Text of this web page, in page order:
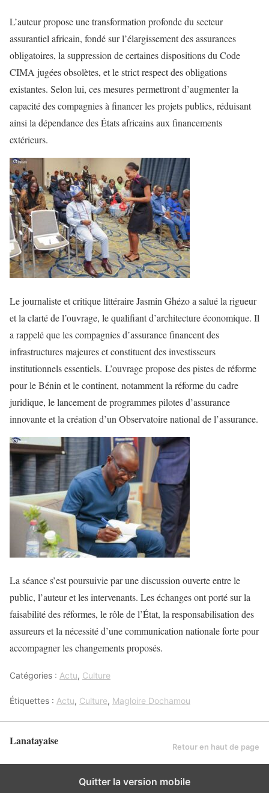
L’auteur propose une transformation profonde du secteur
assurantiel africain, fondé sur l’élargissement des assurances
obligatoires, la suppression de certaines dispositions du Code
CIMA jugées obsolètes, et le strict respect des obligations
existantes. Selon lui, ces mesures permettront d’augmenter la
capacité des compagnies à financer les projets publics, réduisant
ainsi la dépendance des États africains aux financements
extérieurs.
Le journaliste et critique littéraire Jasmin Ghézo a salué la rigueur
et la clarté de l’ouvrage, le qualifiant d’architecture économique. Il
a rappelé que les compagnies d’assurance financent des
infrastructures majeures et constituent des investisseurs
institutionnels essentiels. L’ouvrage propose des pistes de réforme
pour le Bénin et le continent, notamment la réforme du cadre
juridique, le lancement de programmes pilotes d’assurance
innovante et la création d’un Observatoire national de l’assurance.
La séance s’est poursuivie par une discussion ouverte entre le
public, l’auteur et les intervenants. Les échanges ont porté sur la
faisabilité des réformes, le rôle de l’État, la responsabilisation des
assureurs et la nécessité d’une communication nationale forte pour
accompagner les changements proposés.
Catégories : Actu, Culture
Étiquettes : Actu, Culture, Magloire Dochamou
Lanatayaise Retour en haut de page
Quitter la version mobile